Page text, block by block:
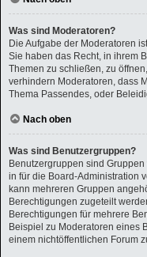
Was sind Moderatoren?
Die Aufgabe der Moderatoren
Sie haben das Recht, in ihrem
Themen zu schließen, zu
verhindern Moderatoren, dass
Thema Passendes, oder
Nach oben
Was sind Benutzergruppen?
Benutzergruppen sind
in für die Board-Administration
kann mehreren Gruppen
Berechtigungen zugeteilt
Berechtigungen für mehrere
Beispiel zu Moderatoren eines
einem nichtöffentlichen Forum